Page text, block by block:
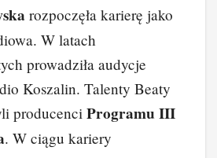
rozpoczęła karierę jako
W latach
prowadziła audycje
Koszalin. Talenty Beaty
producenci Programu III
. W ciągu kariery